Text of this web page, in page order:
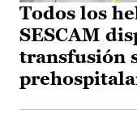
Todos los
SESCAM
transfusión